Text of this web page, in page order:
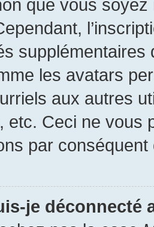
que vous
les avatars
aux autres
etc. Ceci ne vous
par conséquent
je déconnecté